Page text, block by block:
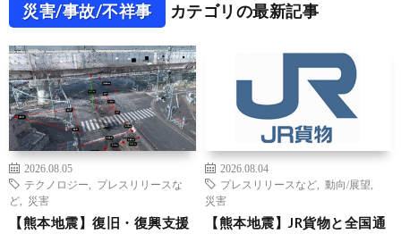
災害/事故/不祥事 カテゴリの最新記事
2026.08.05
テクノロジー
プレスリリースな
ど
災害
【熊本地震】復旧・復興支援
2026.08.04
プレスリリースなど
動向/展望
災害
【熊本地震】JR貨物と全国通